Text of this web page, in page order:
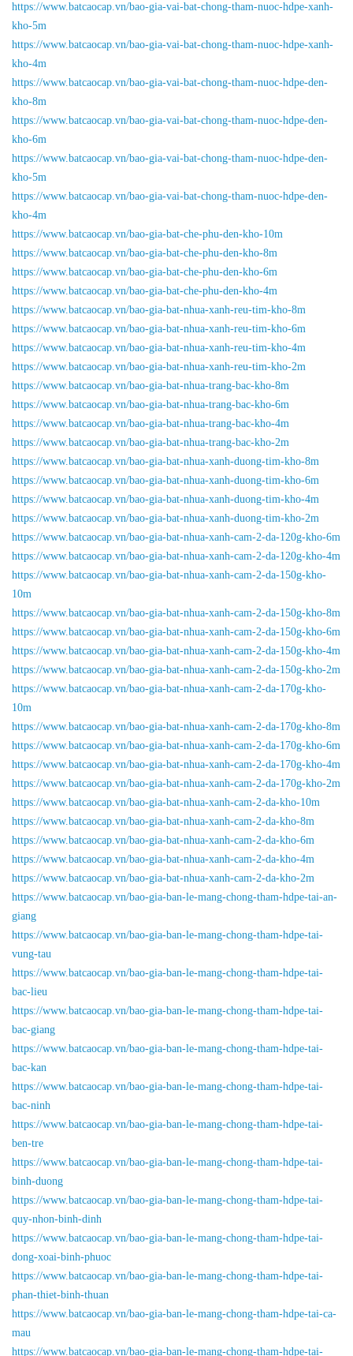
https://www.batcaocap.vn/bao-gia-vai-bat-chong-tham-nuoc-hdpe-xanh-
kho-5m
https://www.batcaocap.vn/bao-gia-vai-bat-chong-tham-nuoc-hdpe-xanh-
kho-4m
https://www.batcaocap.vn/bao-gia-vai-bat-chong-tham-nuoc-hdpe-den-
kho-8m
https://www.batcaocap.vn/bao-gia-vai-bat-chong-tham-nuoc-hdpe-den-
kho-6m
https://www.batcaocap.vn/bao-gia-vai-bat-chong-tham-nuoc-hdpe-den-
kho-5m
https://www.batcaocap.vn/bao-gia-vai-bat-chong-tham-nuoc-hdpe-den-
kho-4m
https://www.batcaocap.vn/bao-gia-bat-che-phu-den-kho-10m
https://www.batcaocap.vn/bao-gia-bat-che-phu-den-kho-8m
https://www.batcaocap.vn/bao-gia-bat-che-phu-den-kho-6m
https://www.batcaocap.vn/bao-gia-bat-che-phu-den-kho-4m
https://www.batcaocap.vn/bao-gia-bat-nhua-xanh-reu-tim-kho-8m
https://www.batcaocap.vn/bao-gia-bat-nhua-xanh-reu-tim-kho-6m
https://www.batcaocap.vn/bao-gia-bat-nhua-xanh-reu-tim-kho-4m
https://www.batcaocap.vn/bao-gia-bat-nhua-xanh-reu-tim-kho-2m
https://www.batcaocap.vn/bao-gia-bat-nhua-trang-bac-kho-8m
https://www.batcaocap.vn/bao-gia-bat-nhua-trang-bac-kho-6m
https://www.batcaocap.vn/bao-gia-bat-nhua-trang-bac-kho-4m
https://www.batcaocap.vn/bao-gia-bat-nhua-trang-bac-kho-2m
https://www.batcaocap.vn/bao-gia-bat-nhua-xanh-duong-tim-kho-8m
https://www.batcaocap.vn/bao-gia-bat-nhua-xanh-duong-tim-kho-6m
https://www.batcaocap.vn/bao-gia-bat-nhua-xanh-duong-tim-kho-4m
https://www.batcaocap.vn/bao-gia-bat-nhua-xanh-duong-tim-kho-2m
https://www.batcaocap.vn/bao-gia-bat-nhua-xanh-cam-2-da-120g-kho-6m
https://www.batcaocap.vn/bao-gia-bat-nhua-xanh-cam-2-da-120g-kho-4m
https://www.batcaocap.vn/bao-gia-bat-nhua-xanh-cam-2-da-150g-kho-
10m
https://www.batcaocap.vn/bao-gia-bat-nhua-xanh-cam-2-da-150g-kho-8m
https://www.batcaocap.vn/bao-gia-bat-nhua-xanh-cam-2-da-150g-kho-6m
https://www.batcaocap.vn/bao-gia-bat-nhua-xanh-cam-2-da-150g-kho-4m
https://www.batcaocap.vn/bao-gia-bat-nhua-xanh-cam-2-da-150g-kho-2m
https://www.batcaocap.vn/bao-gia-bat-nhua-xanh-cam-2-da-170g-kho-
10m
https://www.batcaocap.vn/bao-gia-bat-nhua-xanh-cam-2-da-170g-kho-8m
https://www.batcaocap.vn/bao-gia-bat-nhua-xanh-cam-2-da-170g-kho-6m
https://www.batcaocap.vn/bao-gia-bat-nhua-xanh-cam-2-da-170g-kho-4m
https://www.batcaocap.vn/bao-gia-bat-nhua-xanh-cam-2-da-170g-kho-2m
https://www.batcaocap.vn/bao-gia-bat-nhua-xanh-cam-2-da-kho-10m
https://www.batcaocap.vn/bao-gia-bat-nhua-xanh-cam-2-da-kho-8m
https://www.batcaocap.vn/bao-gia-bat-nhua-xanh-cam-2-da-kho-6m
https://www.batcaocap.vn/bao-gia-bat-nhua-xanh-cam-2-da-kho-4m
https://www.batcaocap.vn/bao-gia-bat-nhua-xanh-cam-2-da-kho-2m
https://www.batcaocap.vn/bao-gia-ban-le-mang-chong-tham-hdpe-tai-an-
giang
https://www.batcaocap.vn/bao-gia-ban-le-mang-chong-tham-hdpe-tai-
vung-tau
https://www.batcaocap.vn/bao-gia-ban-le-mang-chong-tham-hdpe-tai-
bac-lieu
https://www.batcaocap.vn/bao-gia-ban-le-mang-chong-tham-hdpe-tai-
bac-giang
https://www.batcaocap.vn/bao-gia-ban-le-mang-chong-tham-hdpe-tai-
bac-kan
https://www.batcaocap.vn/bao-gia-ban-le-mang-chong-tham-hdpe-tai-
bac-ninh
https://www.batcaocap.vn/bao-gia-ban-le-mang-chong-tham-hdpe-tai-
ben-tre
https://www.batcaocap.vn/bao-gia-ban-le-mang-chong-tham-hdpe-tai-
binh-duong
https://www.batcaocap.vn/bao-gia-ban-le-mang-chong-tham-hdpe-tai-
quy-nhon-binh-dinh
https://www.batcaocap.vn/bao-gia-ban-le-mang-chong-tham-hdpe-tai-
dong-xoai-binh-phuoc
https://www.batcaocap.vn/bao-gia-ban-le-mang-chong-tham-hdpe-tai-
phan-thiet-binh-thuan
https://www.batcaocap.vn/bao-gia-ban-le-mang-chong-tham-hdpe-tai-ca-
mau
https://www.batcaocap.vn/bao-gia-ban-le-mang-chong-tham-hdpe-tai-